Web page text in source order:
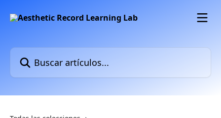
Buscar artículos...